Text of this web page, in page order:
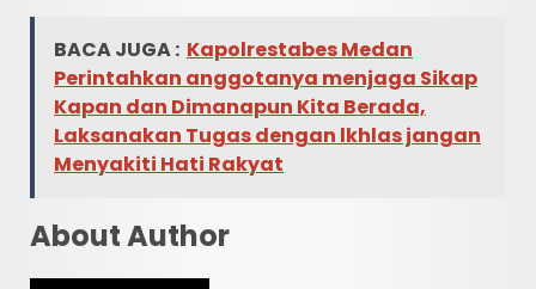
BACA JUGA : Kapolrestabes Medan
Perintahkan anggotanya menjaga Sikap
Kapan dan Dimanapun Kita Berada,
Laksanakan Tugas dengan lkhlas jangan
Menyakiti Hati Rakyat
About Author